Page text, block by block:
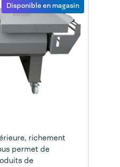
Disponible en magasin
richement
permet de
de